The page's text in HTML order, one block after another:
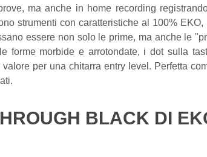
ma anche in home recording
strumenti con caratteristiche al 100% EKO,
essere non solo le prime, ma anche le
morbide e arrotondate, i dot sulla
per una chitarra entry level. Perfetta
BLACK DI